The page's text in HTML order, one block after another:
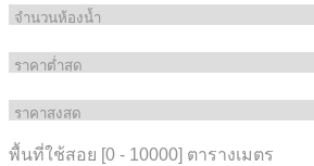
พื้นที่ใช้สอย [0 - 10000] ตารางเมตร